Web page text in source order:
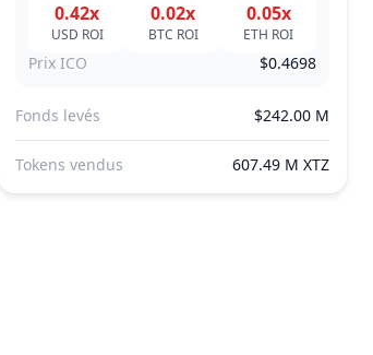
0.42x
USD ROI
0.02x
BTC ROI
0.05x
ETH ROI
Prix ICO $0.4698
Fonds levés $242.00 M
Tokens vendus 607.49 M XTZ